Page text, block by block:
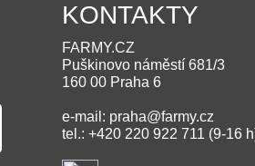
KONTAKTY
FARMY.CZ
Puškinovo náměstí 681/3
160 00 Praha 6
e-mail: praha@farmy.cz
tel.: +420 220 922 711 (9-16